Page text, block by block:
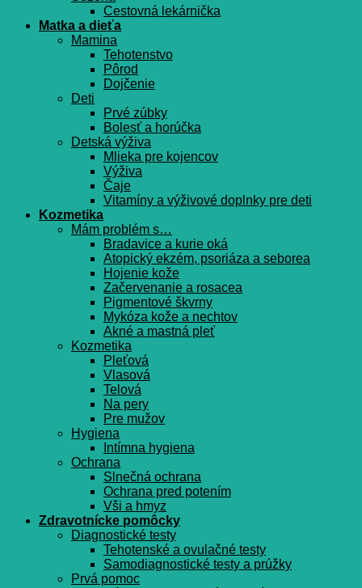
Cestovná lekárnička
Matka a dieťa
Mamina
Tehotenstvo
Pôrod
Dojčenie
Deti
Prvé zúbky
Bolesť a horúčka
Detská výživa
Mlieka pre kojencov
Výživa
Čaje
Vitamíny a výživové doplnky pre deti
Kozmetika
Mám problém s…
Bradavice a kurie oká
Atopický ekzém, psoriáza a seborea
Hojenie kože
Začervenanie a rosacea
Pigmentové škvrny
Mykóza kože a nechtov
Akné a mastná pleť
Kozmetika
Pleťová
Vlasová
Telová
Na pery
Pre mužov
Hygiena
Intímna hygiena
Ochrana
Slnečná ochrana
Ochrana pred potením
Vši a hmyz
Zdravotnícke pomôcky
Diagnostické testy
Tehotenské a ovulačné testy
Samodiagnostické testy a prúžky
Prvá pomoc